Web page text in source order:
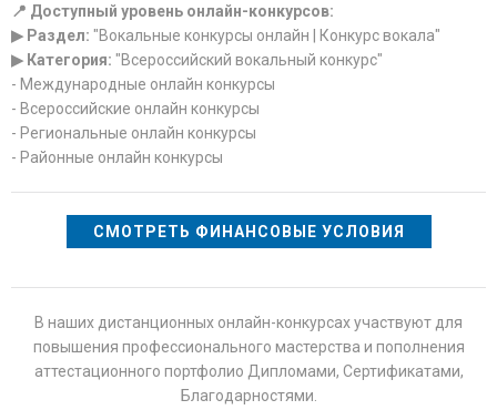
📍 Доступный уровень онлайн-конкурсов:
▶ Раздел: "Вокальные конкурсы онлайн | Конкурс вокала"
▶ Категория: "Всероссийский вокальный конкурс"
- Международные онлайн конкурсы
- Всероссийские онлайн конкурсы
- Региональные онлайн конкурсы
- Районные онлайн конкурсы
СМОТРЕТЬ ФИНАНСОВЫЕ УСЛОВИЯ
В наших дистанционных онлайн-конкурсах участвуют для
повышения профессионального мастерства и пополнения
аттестационного портфолио Дипломами, Сертификатами,
Благодарностями.